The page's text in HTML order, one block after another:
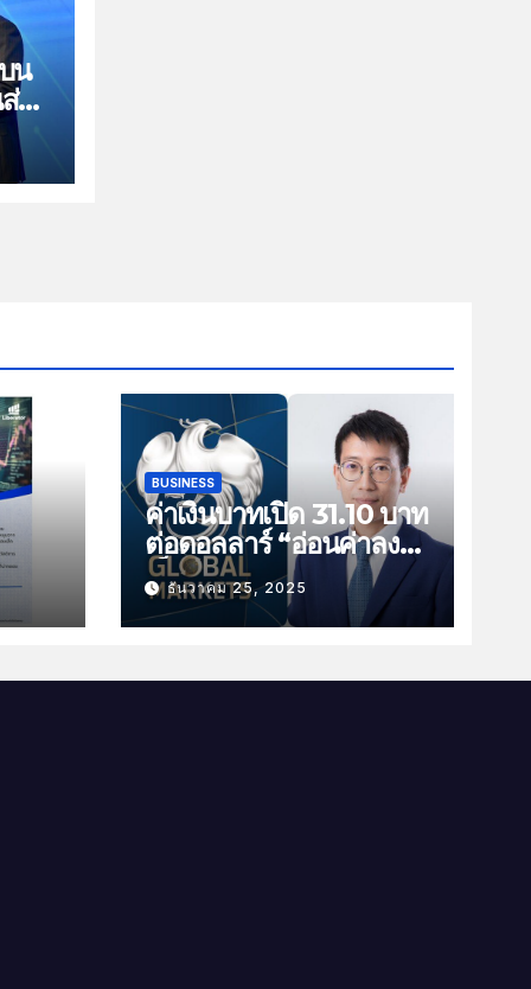
น
วน
ชุม
BUSINESS
ค่าเงินบาทเปิด 31.10 บาท
ต่อดอลลาร์ “อ่อนค่าลง
เล็กน้อย”
ธันวาคม 25, 2025